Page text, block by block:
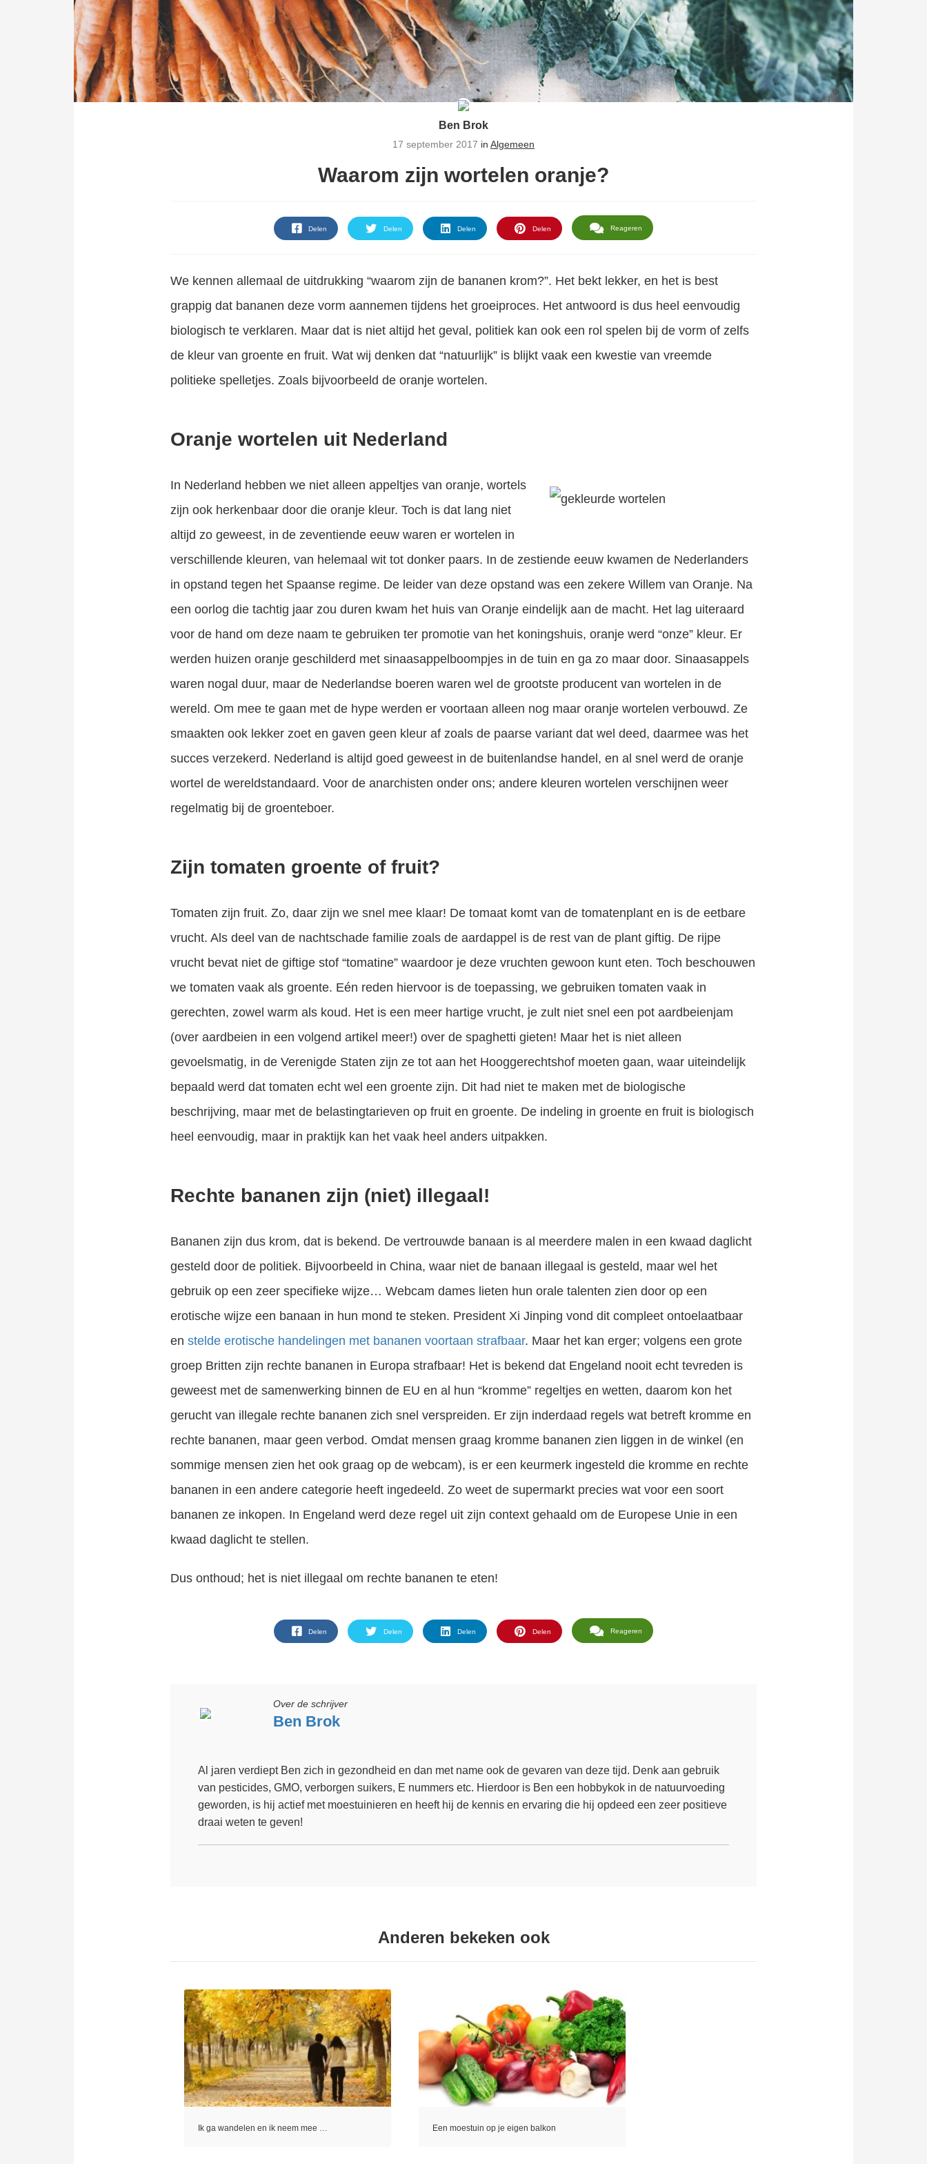
Ben Brok
17 september 2017 in Algemeen
Waarom zijn wortelen oranje?
Delen Delen Delen Delen Reageren
We kennen allemaal de uitdrukking “waarom zijn de bananen krom?”. Het bekt lekker, en het is best
grappig dat bananen deze vorm aannemen tijdens het groeiproces. Het antwoord is dus heel eenvoudig
biologisch te verklaren. Maar dat is niet altijd het geval, politiek kan ook een rol spelen bij de vorm of zelfs
de kleur van groente en fruit. Wat wij denken dat “natuurlijk” is blijkt vaak een kwestie van vreemde
politieke spelletjes. Zoals bijvoorbeeld de oranje wortelen.
Oranje wortelen uit Nederland
In Nederland hebben we niet alleen appeltjes van oranje, wortels
zijn ook herkenbaar door die oranje kleur. Toch is dat lang niet
altijd zo geweest, in de zeventiende eeuw waren er wortelen in
verschillende kleuren, van helemaal wit tot donker paars. In de zestiende eeuw kwamen de Nederlanders
in opstand tegen het Spaanse regime. De leider van deze opstand was een zekere Willem van Oranje. Na
een oorlog die tachtig jaar zou duren kwam het huis van Oranje eindelijk aan de macht. Het lag uiteraard
voor de hand om deze naam te gebruiken ter promotie van het koningshuis, oranje werd “onze” kleur. Er
werden huizen oranje geschilderd met sinaasappelboompjes in de tuin en ga zo maar door. Sinaasappels
waren nogal duur, maar de Nederlandse boeren waren wel de grootste producent van wortelen in de
wereld. Om mee te gaan met de hype werden er voortaan alleen nog maar oranje wortelen verbouwd. Ze
smaakten ook lekker zoet en gaven geen kleur af zoals de paarse variant dat wel deed, daarmee was het
succes verzekerd. Nederland is altijd goed geweest in de buitenlandse handel, en al snel werd de oranje
wortel de wereldstandaard. Voor de anarchisten onder ons; andere kleuren wortelen verschijnen weer
regelmatig bij de groenteboer.
Zijn tomaten groente of fruit?
Tomaten zijn fruit. Zo, daar zijn we snel mee klaar! De tomaat komt van de tomatenplant en is de eetbare
vrucht. Als deel van de nachtschade familie zoals de aardappel is de rest van de plant giftig. De rijpe
vrucht bevat niet de giftige stof “tomatine” waardoor je deze vruchten gewoon kunt eten. Toch beschouwen
we tomaten vaak als groente. Eén reden hiervoor is de toepassing, we gebruiken tomaten vaak in
gerechten, zowel warm als koud. Het is een meer hartige vrucht, je zult niet snel een pot aardbeienjam
(over aardbeien in een volgend artikel meer!) over de spaghetti gieten! Maar het is niet alleen
gevoelsmatig, in de Verenigde Staten zijn ze tot aan het Hooggerechtshof moeten gaan, waar uiteindelijk
bepaald werd dat tomaten echt wel een groente zijn. Dit had niet te maken met de biologische
beschrijving, maar met de belastingtarieven op fruit en groente. De indeling in groente en fruit is biologisch
heel eenvoudig, maar in praktijk kan het vaak heel anders uitpakken.
Rechte bananen zijn (niet) illegaal!
Bananen zijn dus krom, dat is bekend. De vertrouwde banaan is al meerdere malen in een kwaad daglicht
gesteld door de politiek. Bijvoorbeeld in China, waar niet de banaan illegaal is gesteld, maar wel het
gebruik op een zeer specifieke wijze… Webcam dames lieten hun orale talenten zien door op een
erotische wijze een banaan in hun mond te steken. President Xi Jinping vond dit compleet ontoelaatbaar
en stelde erotische handelingen met bananen voortaan strafbaar. Maar het kan erger; volgens een grote
groep Britten zijn rechte bananen in Europa strafbaar! Het is bekend dat Engeland nooit echt tevreden is
geweest met de samenwerking binnen de EU en al hun “kromme” regeltjes en wetten, daarom kon het
gerucht van illegale rechte bananen zich snel verspreiden. Er zijn inderdaad regels wat betreft kromme en
rechte bananen, maar geen verbod. Omdat mensen graag kromme bananen zien liggen in de winkel (en
sommige mensen zien het ook graag op de webcam), is er een keurmerk ingesteld die kromme en rechte
bananen in een andere categorie heeft ingedeeld. Zo weet de supermarkt precies wat voor een soort
bananen ze inkopen. In Engeland werd deze regel uit zijn context gehaald om de Europese Unie in een
kwaad daglicht te stellen.
Dus onthoud; het is niet illegaal om rechte bananen te eten!
Delen Delen Delen Delen Reageren
Over de schrijver
Ben Brok
Al jaren verdiept Ben zich in gezondheid en dan met name ook de gevaren van deze tijd. Denk aan gebruik
van pesticides, GMO, verborgen suikers, E nummers etc. Hierdoor is Ben een hobbykok in de natuurvoeding
geworden, is hij actief met moestuinieren en heeft hij de kennis en ervaring die hij opdeed een zeer positieve
draai weten te geven!
Anderen bekeken ook
Ik ga wandelen en ik neem mee … Een moestuin op je eigen balkon